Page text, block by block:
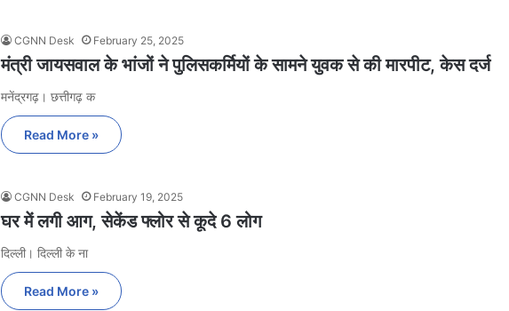
CGNN Desk February 25, 2025
मंत्री जायसवाल के भांजों ने पुलिसकर्मियों के सामने युवक से की मारपीट, केस दर्ज
मनेंद्रगढ़। छत्तीगढ़ क
Read More »
CGNN Desk February 19, 2025
घर में लगी आग, सेकेंड फ्लोर से कूदे 6 लोग
दिल्ली। दिल्ली के ना
Read More »